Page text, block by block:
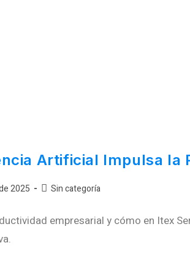
Artificial Impulsa la
2025 Sin categoría
empresarial y cómo en Itex